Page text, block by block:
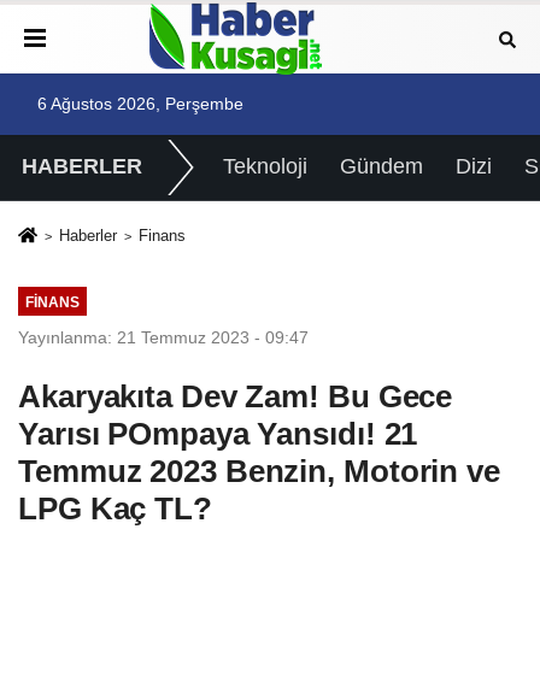
6 Ağustos 2026, Perşembe
HABERLER Teknoloji Gündem Dizi
Haberler Finans
FINANS
Yayınlanma: 21 Temmuz 2023 - 09:47
Akaryakıta Dev Zam! Bu Gece
Yarısı POmpaya Yansıdı! 21
Temmuz 2023 Benzin, Motorin ve
LPG Kaç TL?